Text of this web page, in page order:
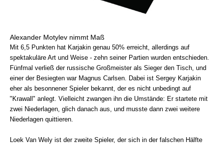
Alexander Motylev nimmt Maß
Mit 6,5 Punkten hat Karjakin genau 50% erreicht, allerdings auf
spektakuläre Art und Weise - zehn seiner Partien wurden entschieden.
Fünfmal verließ der russische Großmeister als Sieger den Tisch, und
einer der Besiegten war Magnus Carlsen. Dabei ist Sergey Karjakin
eher als besonnener Spieler bekannt, der es nicht unbedingt auf
"Krawall" anlegt. Vielleicht zwangen ihn die Umstände: Er startete mit
zwei Niederlagen, glich danach aus, und musste dann zwei weitere
Niederlagen quittieren.
Loek Van Wely ist der zweite Spieler, der sich in der falschen Hälfte